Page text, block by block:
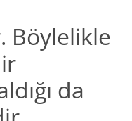
Böylelikle
da